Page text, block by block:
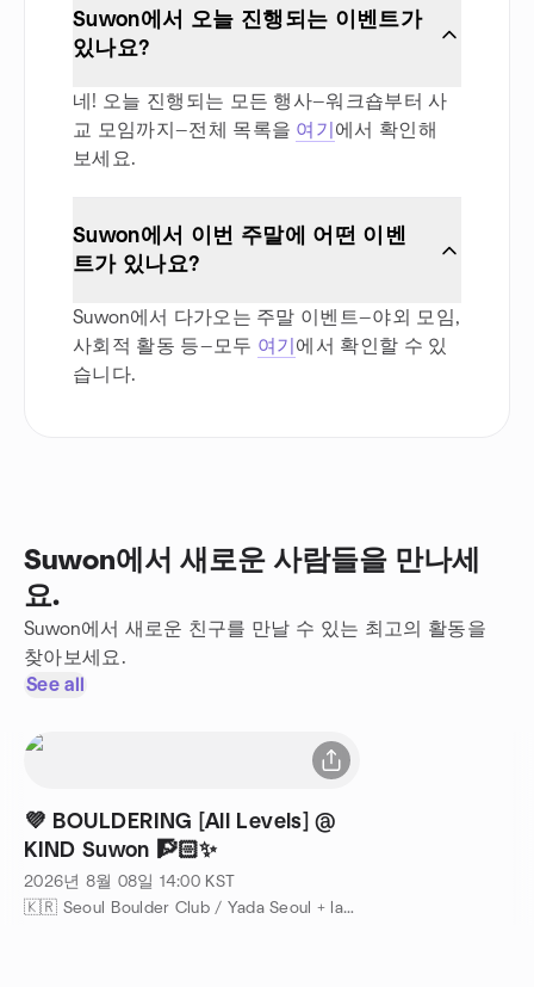
Suwon에서 오늘 진행되는 이벤트가
있나요?
네! 오늘 진행되는 모든 행사—워크숍부터 사
교 모임까지—전체 목록을 여기 에서 확인해
보세요.
Suwon에서 이번 주말에 어떤 이벤
트가 있나요?
Suwon에서 다가오는 주말 이벤트—야외 모임,
사회적 활동 등—모두 여기 에서 확인할 수 있
습니다.
Suwon에서 새로운 사람들을 만나세
요.
Suwon에서 새로운 친구를 만날 수 있는 최고의 활동을
찾아보세요.
See all
💜 BOULDERING [All Levels] @
KIND Suwon 🧗🏻✨
2026년 8월 08일 14:00 KST
🇰🇷 Seoul Boulder Club / Yada Seoul + language exchange 주최